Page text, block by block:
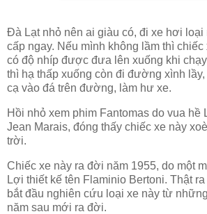
Đà Lạt nhỏ nên ai giàu có, đi xe hơi loại
cấp ngay. Nếu mình không lầm thì chiếc
có độ nhíp được đưa lên xuống khi
thì hạ thấp xuống còn đi đường xình
cạ vào đá trên đường, làm hư xe.
Hồi nhỏ xem phim Fantomas do vua hề
Jean Marais, đóng thấy chiếc xe này
trời.
Chiếc xe này ra đời năm 1955, do một
Lợi thiết kế tên Flaminio Bertoni. Thật
bắt đầu nghiên cứu loại xe này từ
năm sau mới ra đời.